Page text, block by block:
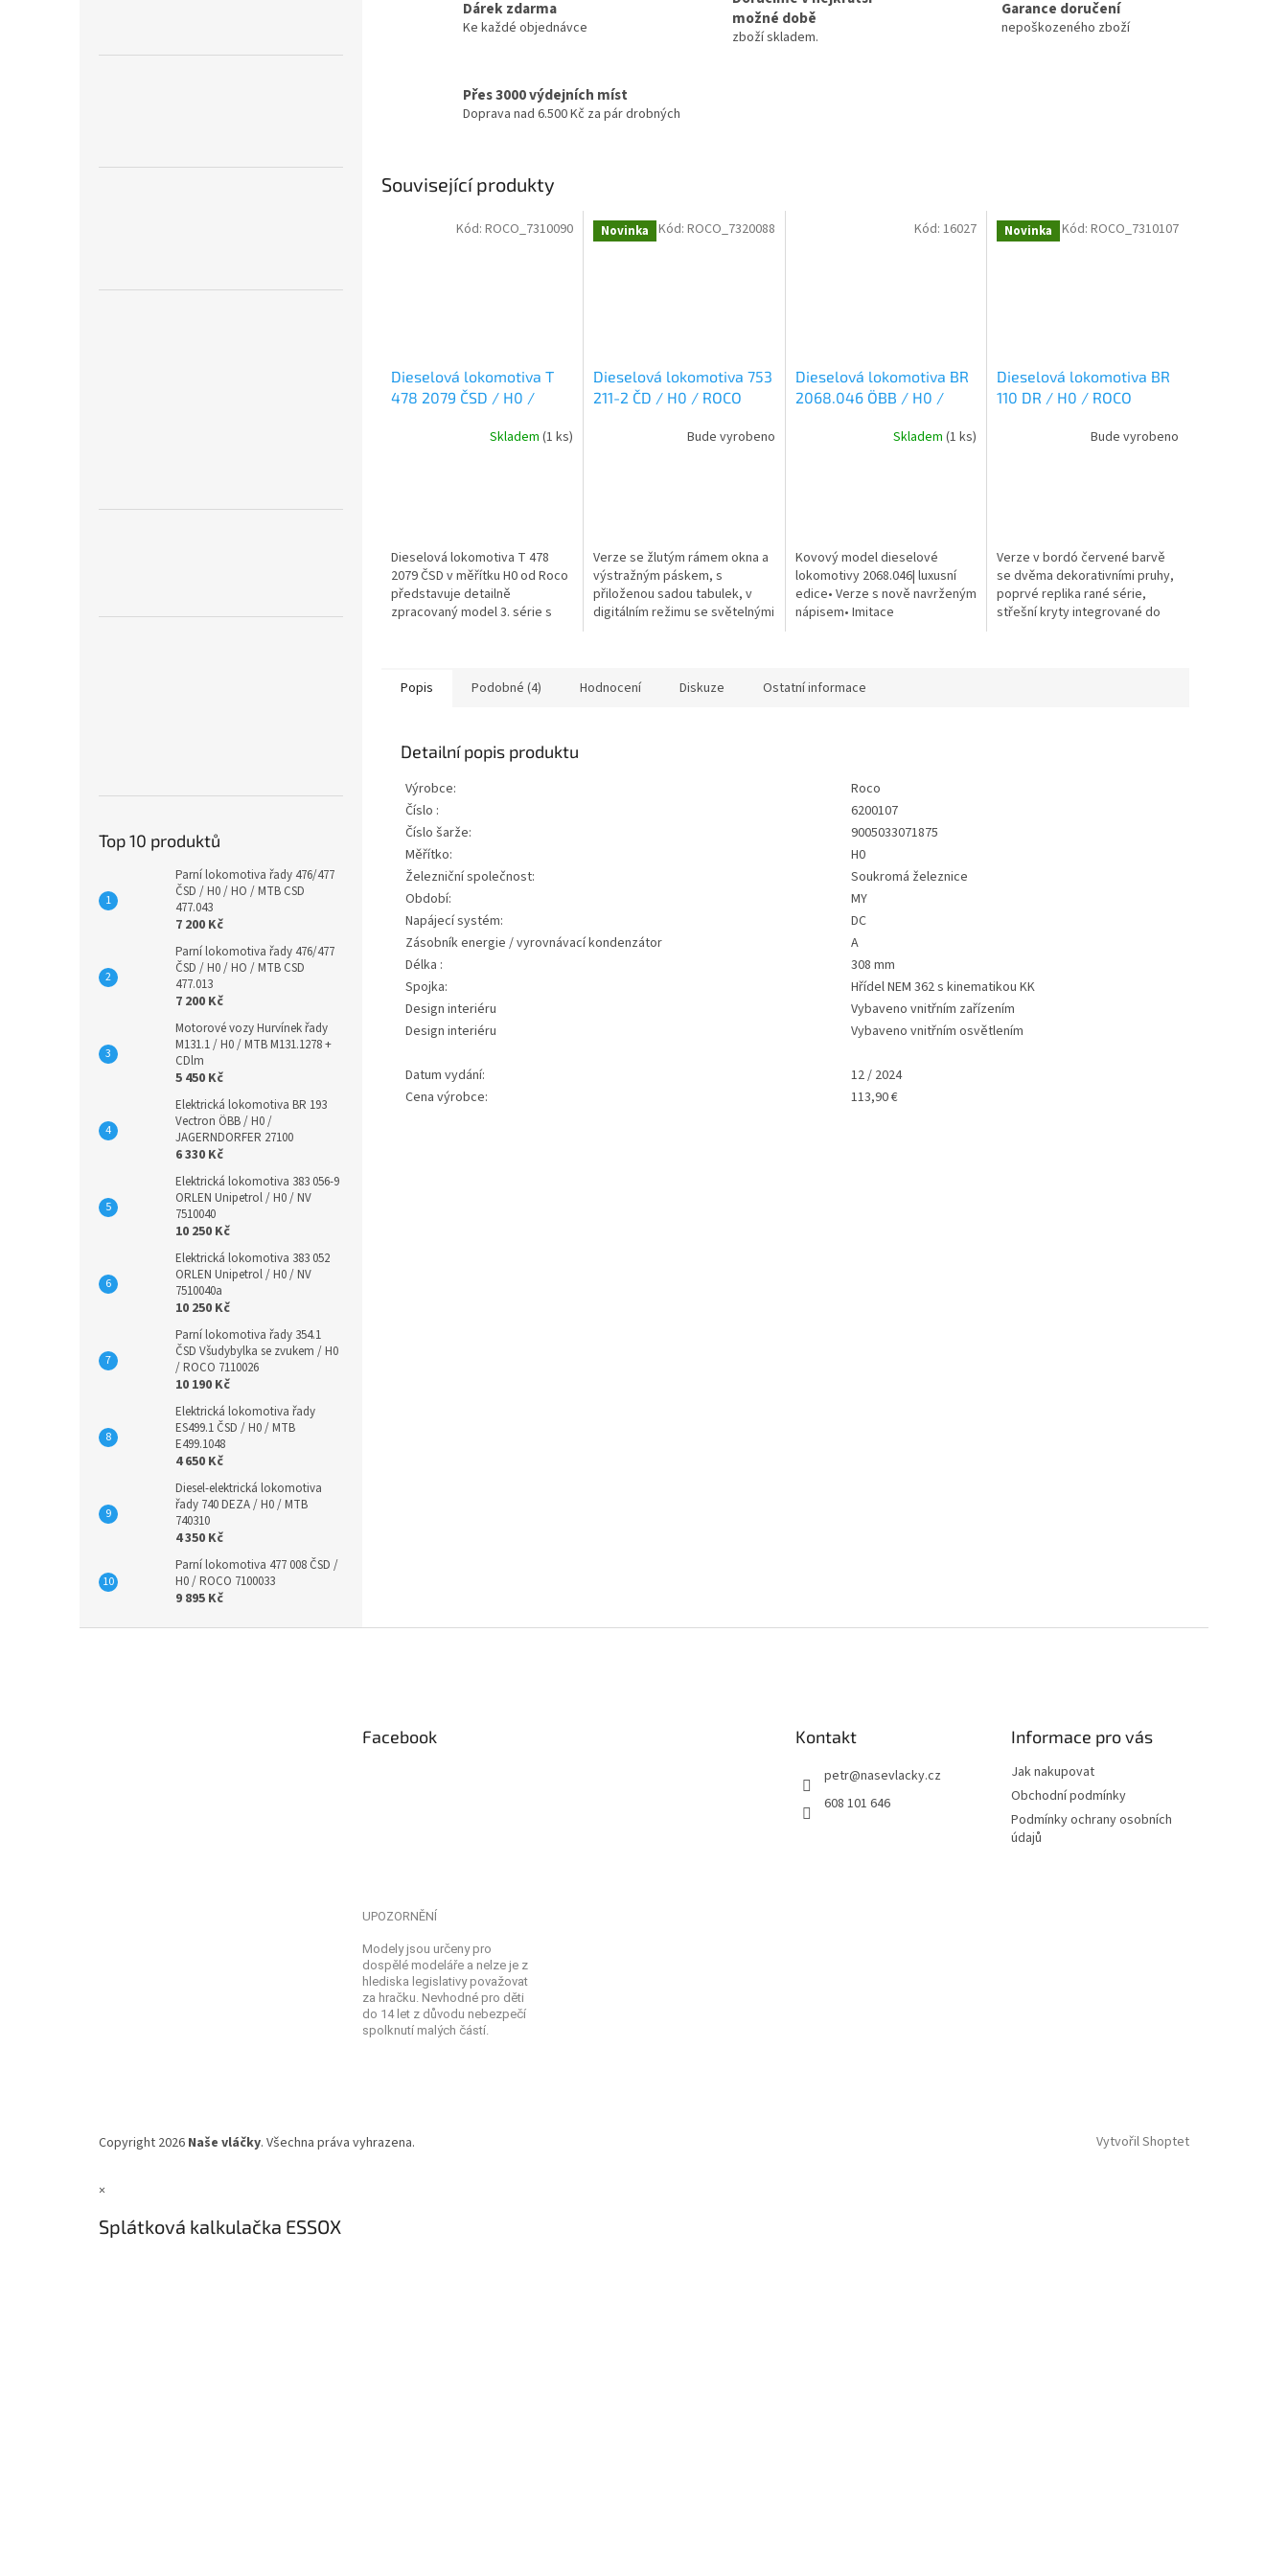
Top 10 produktů
Parní lokomotiva řady 476/477
ČSD / H0 / HO / MTB CSD
477.043
7 200 Kč
Parní lokomotiva řady 476/477
ČSD / H0 / HO / MTB CSD
477.013
7 200 Kč
Motorové vozy Hurvínek řady
M131.1 / H0 / MTB M131.1278 +
CDlm
5 450 Kč
Elektrická lokomotiva BR 193
Vectron ÖBB / H0 /
JAGERNDORFER 27100
6 330 Kč
Elektrická lokomotiva 383 056-9
ORLEN Unipetrol / H0 / NV
7510040
10 250 Kč
Elektrická lokomotiva 383 052
ORLEN Unipetrol / H0 / NV
7510040a
10 250 Kč
Parní lokomotiva řady 354.1
ČSD Všudybylka se zvukem / H0
/ ROCO 7110026
10 190 Kč
Elektrická lokomotiva řady
ES499.1 ČSD / H0 / MTB
E499.1048
4 650 Kč
Diesel-elektrická lokomotiva
řady 740 DEZA / H0 / MTB
740310
4 350 Kč
Parní lokomotiva 477 008 ČSD /
H0 / ROCO 7100033
9 895 Kč
Dárek zdarma
Ke každé objednávce
možné době
zboží skladem.
Garance doručení
nepoškozeného zboží
Přes 3000 výdejních míst
Doprava nad 6.500 Kč za pár drobných
Související produkty
Dieselová lokomotiva T
478 2079 ČSD / H0 /
Skladem (1 ks)
Dieselová lokomotiva T 478
2079 ČSD v měřítku H0 od Roco
představuje detailně
zpracovaný model 3. série s
Kód: ROCO_7310090 Novinka
Dieselová lokomotiva 753
211-2 ČD / H0 / ROCO
Bude vyrobeno
Verze se žlutým rámem okna a
výstražným páskem, s
přiloženou sadou tabulek, v
digitálním režimu se světelnými
Kód: ROCO_7320088
Dieselová lokomotiva BR
2068.046 ÖBB / H0 /
Skladem(1 ks)
Kovový model dieselové
lokomotivy 2068.046| luxusní
edice• Verze s nově navrženým
nápisem• Imitace
Kód:16027 Novinka
Dieselová lokomotiva BR
110 DR / H0 / ROCO
Bude vyrobeno
Verze v bordó červené barvě
se dvěma dekorativními pruhy,
poprvé replika rané série,
střešní kryty integrované do
Kód: ROCO_7310107
Popis Podobné (4) Hodnocení Diskuze Ostatní informace
Detailní popis produktu
Výrobce:
Roco
Číslo :
6200107
Číslo šarže:
9005033071875
Měřítko:
H0
Železniční společnost:
Soukromá železnice
Období:
MY
Napájecí systém:
DC
Zásobník energie / vyrovnávací kondenzátor
A
Délka :
308 mm
Spojka:
Hřídel NEM 362 s kinematikou KK
Design interiéru
Vybaveno vnitřním zařízením
Design interiéru
Vybaveno vnitřním osvětlením
Datum vydání:
12 / 2024
Cena výrobce:
113,90 €
Facebook Kontakt
petr@nasevlacky.cz
608 101 646
Informace pro vás
Jak nakupovat
Obchodní podmínky
Podmínky ochrany osobních
údajů
UPOZORNĚNÍ
Modely jsou určeny pro
dospělé modeláře a nelze je z
hlediska legislativy považovat
za hračku. Nevhodné pro děti
do 14 let z důvodu nebezpečí
spolknutí malých částí.
Vytvořil Shoptet
Copyright 2026 Naše vláčky. Všechna práva vyhrazena.
×
Splátková kalkulačka ESSOX